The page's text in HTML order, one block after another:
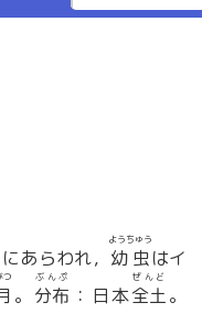
あらわれ， 幼虫
ようちゅう
はイ
つ
。 分布
ぶんぷ
：日本全土
ぜんど
。